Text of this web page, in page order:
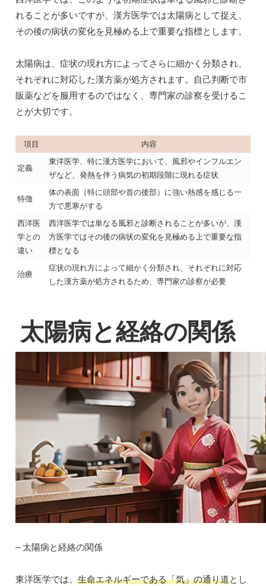
れることが多いですが、漢方医学では太陽病として捉え、
その後の病状の変化を見極める上で重要な指標とします。
太陽病は、症状の現れ方によってさらに細かく分類され、
それぞれに対応した漢方薬が処方されます。自己判断で市
販薬などを服用するのではなく、専門家の診察を受けるこ
とが大切です。
項目 内容
定義
東洋医学、特に漢方医学において、風邪やインフルエン
ザなど、発熱を伴う病気の初期段階に現れる症状
特徴
体の表面（特に頭部や首の後部）に強い熱感を感じる一
方で悪寒がする
西洋医
学との
違い
西洋医学では単なる風邪と診断されることが多いが、漢
方医学ではその後の病状の変化を見極める上で重要な指
標となる
治療
症状の現れ方によって細かく分類され、それぞれに対応
した漢方薬が処方されるため、専門家の診察が必要
太陽病と経絡の関係
– 太陽病と経絡の関係
東洋医学では、 生命エネルギーである「気」の通り道とし